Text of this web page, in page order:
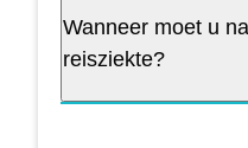
Wanneer moet u naar de dokter bij
reisziekte?